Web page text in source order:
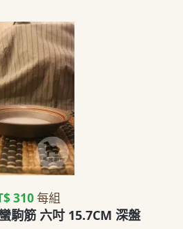
310 每組
駒筋 六吋 15.7CM 深盤